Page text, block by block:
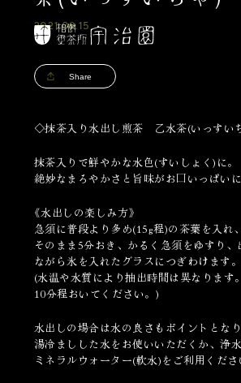
2021.09.15
Share
◇抹茶入り水出し煎茶 乙水茶(いっすい
抹茶入りで鮮やかな水色(すいしょく)に。
絶妙なまろやかさと旨味がお口いっぱいに
《水出しの楽しみ方》
急須に普段より多め(15g程)の茶葉を入れ
そのまま5分おき、かるく急須をゆすり
ながら氷を入れたグラスにつぎわけます。
(水温や水質により抽出時間は異なります
10分程おいてください。)
水出しの場合は水の良さもポイントとなり
湯冷ましした水をお使いいただくか、浄
ミネラルウォーター(軟水)をご利用くださ